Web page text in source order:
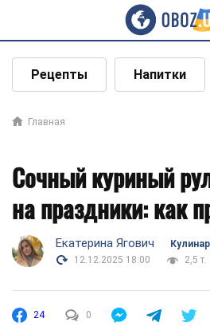
Рецепты Напитки
Главная
Сочный куриный
на праздники: как
Екатерина Ягович
12.12.2025 18:00
2,5 т.
24 0